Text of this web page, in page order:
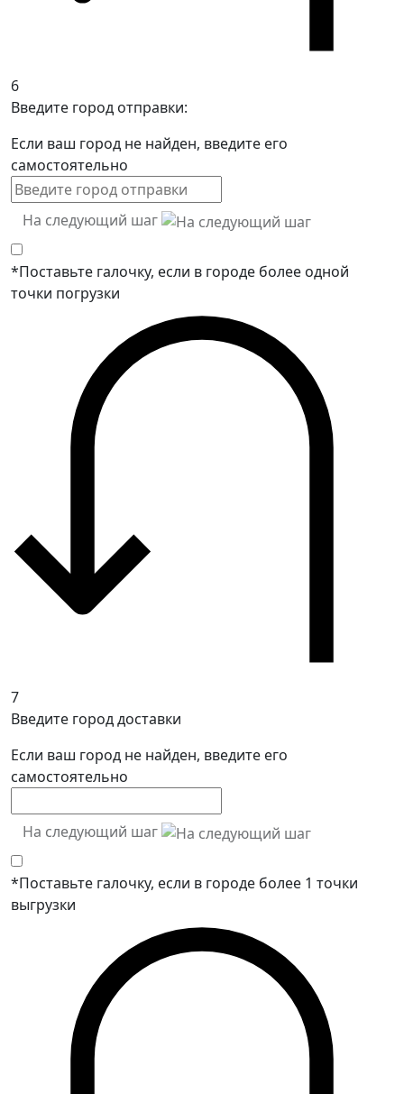
6
Введите город отправки:
Если ваш город не найден, введите его
самостоятельно
На следующий шаг
*Поставьте галочку, если в городе более одной
точки погрузки
7
Введите город доставки
Если ваш город не найден, введите его
самостоятельно
На следующий шаг
*Поставьте галочку, если в городе более 1 точки
выгрузки